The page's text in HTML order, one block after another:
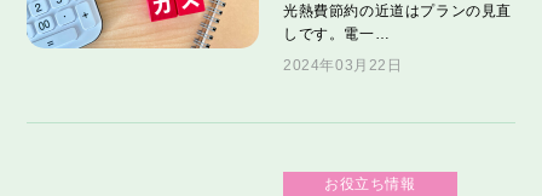
光熱費節約の近道はプランの見直
しです。電一…
2024年03月22日
お役立ち情報